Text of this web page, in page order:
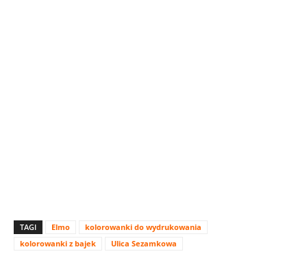
TAGI Elmo
kolorowanki do wydrukowania
kolorowanki z bajek
Ulica Sezamkowa